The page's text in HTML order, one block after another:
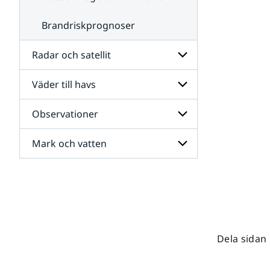
Brandriskprognoser
Radar och satellit
Undersidor
för
Radar
och
satellit
Väder till havs
Undersidor
för
Väder
till
havs
Observationer
Undersidor
för
Mark och vatten
Dela sidan